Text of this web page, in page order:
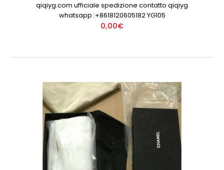
qiqiyg.com ufficiale spedizione contatto qiqiyg
whatsapp :+8618120605182 YG105
0,00€